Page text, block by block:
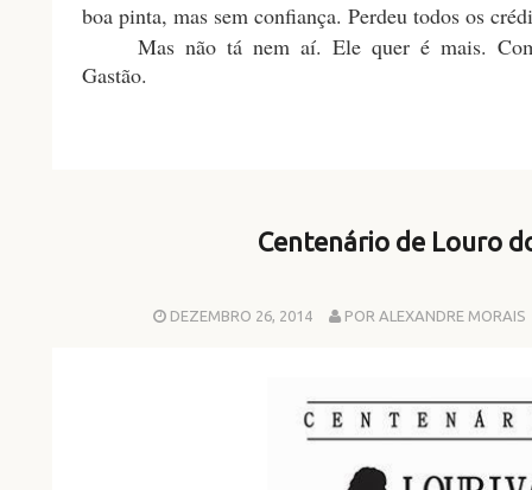
boa pinta, mas sem confiança. Perdeu todos os
Mas não tá nem aí. Ele quer é mais.
Gastão.
Centenário de Louro
DEZEMBRO 26, 2014 POR ALEXANDRE MORAIS